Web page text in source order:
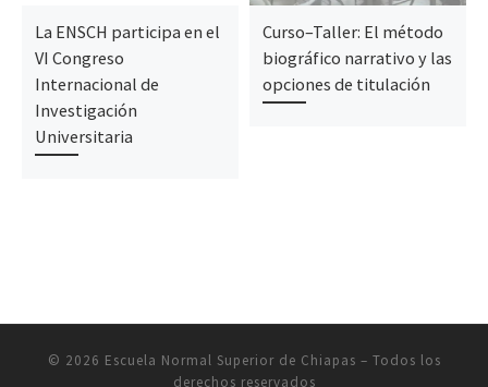
La ENSCH participa en el
VI Congreso
Internacional de
Investigación
Universitaria
Curso–Taller: El método
biográfico narrativo y las
opciones de titulación
© 2026 Escuela Normal Superior de Chiapas – Todos los
derechos reservados